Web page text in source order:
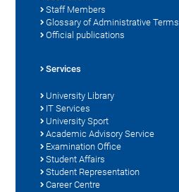
Staff Members
Glossary of Administrative Terms
Official publications
Services
University Library
IT Services
University Sport
Academic Advisory Service
Examination Office
Student Affairs
Student Representation
Career Centre